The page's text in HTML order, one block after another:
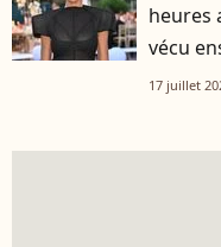
heures
vécu
17 juillet